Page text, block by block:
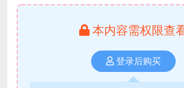
本内容需权限查
登录后购买